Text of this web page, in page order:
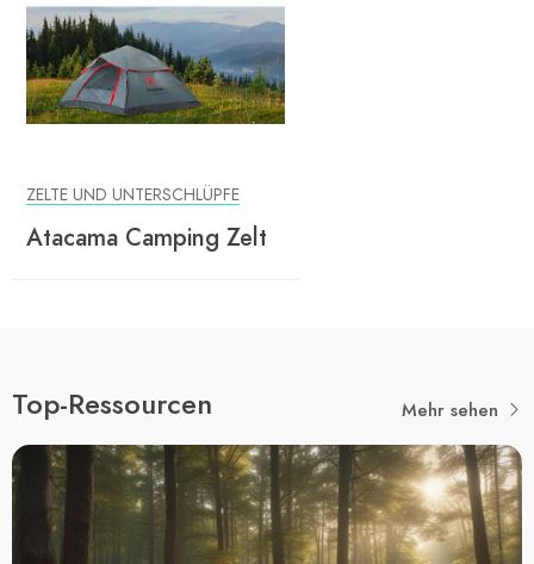
ZELTE UND UNTERSCHLÜPFE
Atacama Camping Zelt
Top-Ressourcen Mehr sehen